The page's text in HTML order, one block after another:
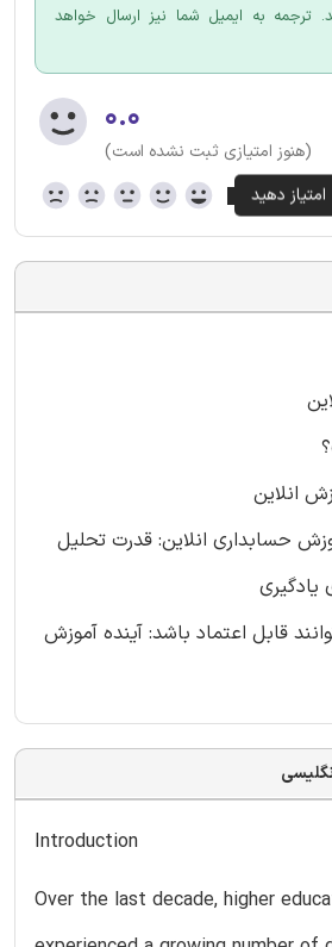
ترجمه به ایمیل شما نیز ارسال خواهد
۰.۰
(هنوز امتیازی ثبت نشده است)
انلاین
حسابداری انلاین: قدرت تحلیل
قابل اعتماد باشد: آینده آموزش
Introduction
Over the last decade, higher